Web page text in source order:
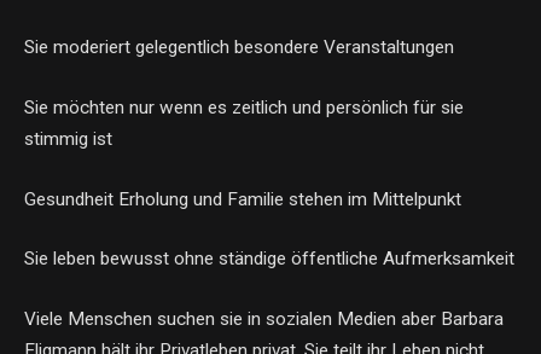
Sie moderiert gelegentlich besondere Veranstaltungen
Sie möchten nur wenn es zeitlich und persönlich für sie
stimmig ist
Gesundheit Erholung und Familie stehen im Mittelpunkt
Sie leben bewusst ohne ständige öffentliche Aufmerksamkeit
Viele Menschen suchen sie in sozialen Medien aber Barbara